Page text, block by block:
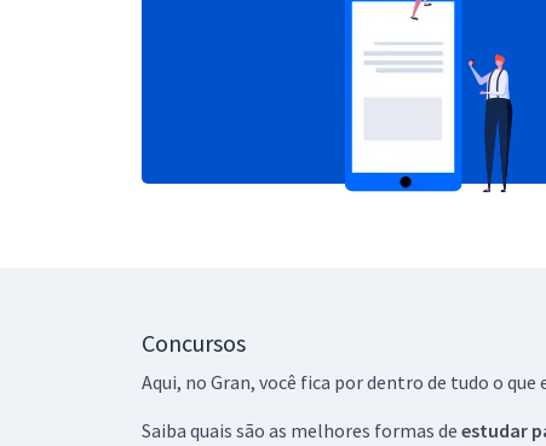
Concursos
Aqui, no Gran, você fica por dentro de tudo o
Saiba quais são as melhores formas de estudar